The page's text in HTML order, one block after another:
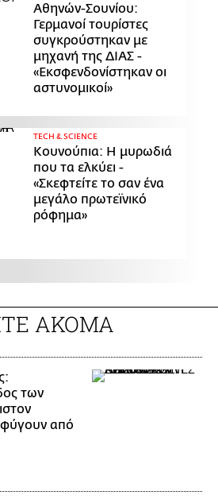
Αθηνών-Σουνίου:
Γερμανοί τουρίστες
συγκρούστηκαν με
μηχανή της ΔΙΑΣ -
«Εκσφενδονίστηκαν οι
αστυνομικοί»
ΤECH & SCIENCE
Κουνούπια: Η μυρωδιά
που τα ελκύει -
«Σκεφτείτε το σαν ένα
μεγάλο πρωτεϊνικό
ρόφημα»
ΑΚΟΜΑ
των
από